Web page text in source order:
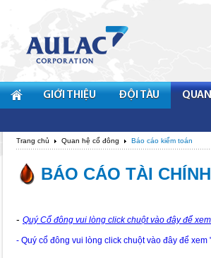
GIỚI THIỆU ĐỘI TÀU
Trang chủ Quan hệ cổ đông Báo cáo kiểm toán
BÁO CÁO TÀI
- Quý Cổ đông vui lòng click chuột vào đâyđể xem
- Quý cổ đông vui lòng click chuột vào đây để